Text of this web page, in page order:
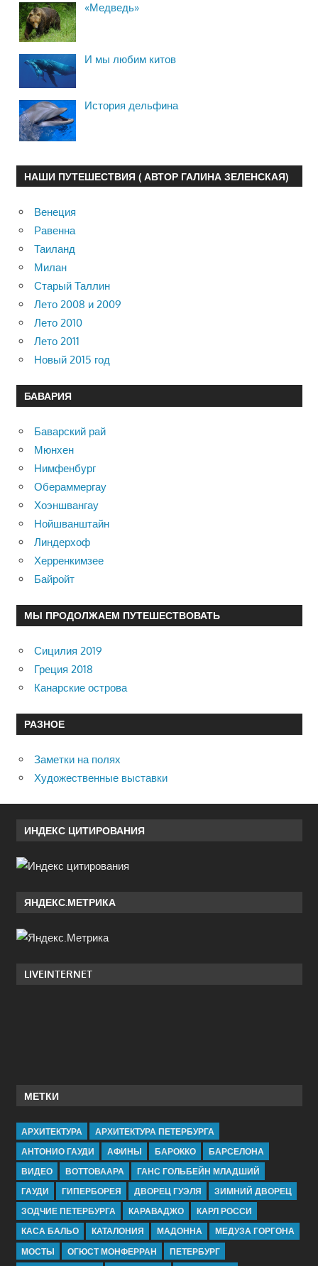
«Медведь»
И мы любим китов
История дельфина
НАШИ ПУТЕШЕСТВИЯ ( АВТОР ГАЛИНА ЗЕЛЕНСКАЯ)
Венеция
Равенна
Таиланд
Милан
Старый Таллин
Лето 2008 и 2009
Лето 2010
Лето 2011
Новый 2015 год
БАВАРИЯ
Баварский рай
Мюнхен
Нимфенбург
Обераммергау
Хоэншвангау
Нойшванштайн
Линдерхоф
Херренкимзее
Байройт
МЫ ПРОДОЛЖАЕМ ПУТЕШЕСТВОВАТЬ
Сицилия 2019
Греция 2018
Канарские острова
РАЗНОЕ
Заметки на полях
Художественные выставки
ИНДЕКС ЦИТИРОВАНИЯ
ЯНДЕКС.МЕТРИКА
LIVEINTERNET
МЕТКИ
АРХИТЕКТУРА
АРХИТЕКТУРА ПЕТЕРБУРГА
АНТОНИО ГАУДИ
АФИНЫ БАРОККО
БАРСЕЛОНА
ВИДЕО
ВОТТОВААРА
ГАНС ГОЛЬБЕЙН МЛАДШИЙ
ГАУДИ
ГИПЕРБОРЕЯ ДВОРЕЦ ГУЭЛЯ
ЗИМНИЙ ДВОРЕЦ
ЗОДЧИЕ ПЕТЕРБУРГА
КАРАВАДЖО
КАРЛ РОССИ
КАСА БАЛЬО
КАТАЛОНИЯ МАДОННА
МЕДУЗА ГОРГОНА
МОСТЫ
ОГЮСТ МОНФЕРРАН
ПЕТЕРБУРГ